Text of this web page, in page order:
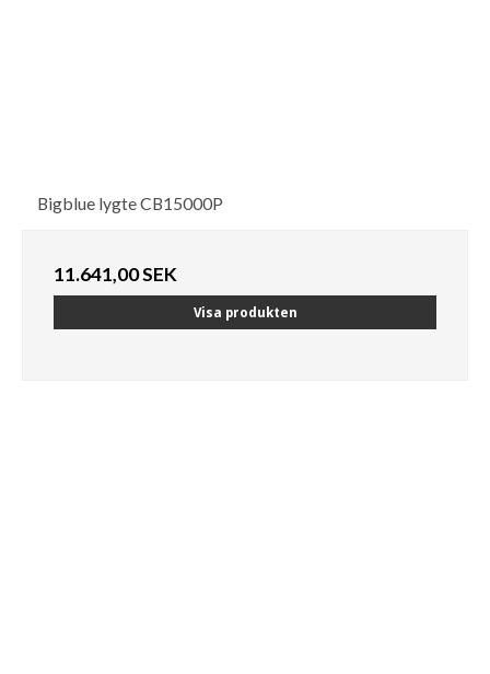
Bigblue lygte CB15000P
11.641,00 SEK
Visa produkten